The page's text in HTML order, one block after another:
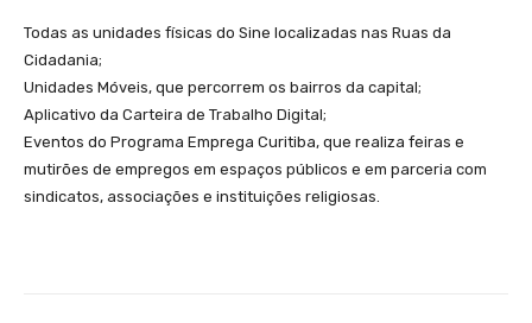
Todas as unidades físicas do Sine localizadas nas Ruas da
Cidadania;
Unidades Móveis, que percorrem os bairros da capital;
Aplicativo da Carteira de Trabalho Digital;
Eventos do Programa Emprega Curitiba, que realiza feiras e
mutirões de empregos em espaços públicos e em parceria com
sindicatos, associações e instituições religiosas.